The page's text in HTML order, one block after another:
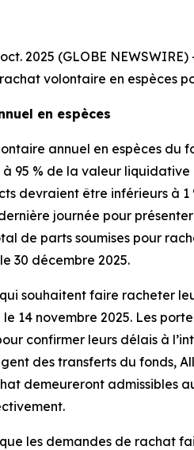
2025 (GLOBE
volontaire en espèces
en espèces
annuel en espèces du
95 % de la valeur
devraient être inférieurs à
journée pour
de parts soumises pour
30 décembre 2025.
souhaitent faire racheter
14 novembre 2025. Les
confirmer leurs délais à
des transferts du fonds,
demeureront admissibles
les demandes de rachat